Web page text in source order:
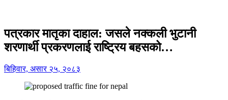
पत्रकार मातृका दाहाल: जसले नक्कली भुटानी
शरणार्थी प्रकरणलाई राष्ट्रिय बहसको…
बिहिवार, असार २५, २०८३